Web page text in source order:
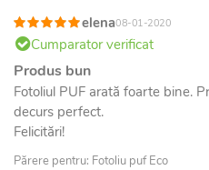
elena08-01-2020
Cumparator verificat
Produs bun
Fotoliul PUF arată foarte bine.
decurs perfect.
Felicitări!
Părere pentru: Fotoliu puf Eco